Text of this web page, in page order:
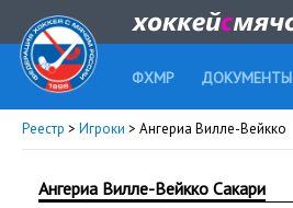
ФХМР ДОКУМЕНТЫ
Реестр > Игроки > Ангериа Вилле-Вейкко
Ангериа Вилле-Вейкко Сакари